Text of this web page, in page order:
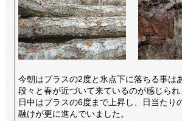
今朝はプラスの2度と氷点下に落ちる事は
段々と春が近づいて来ているのが感じられ
日中はプラスの6度まで上昇し、日当たり
融けが更に進んでいました。